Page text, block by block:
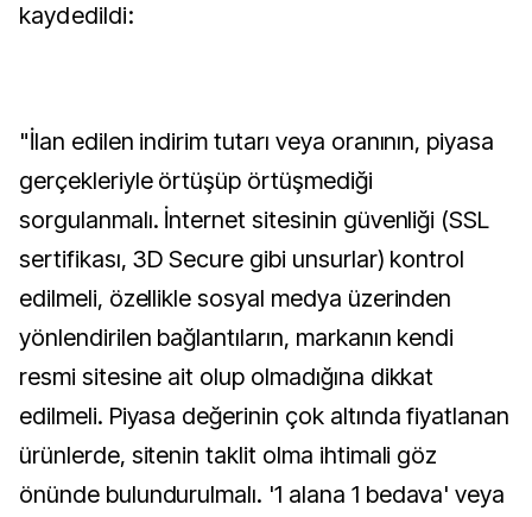
kaydedildi:
"İlan edilen indirim tutarı veya oranının, piyasa
gerçekleriyle örtüşüp örtüşmediği
sorgulanmalı. İnternet sitesinin güvenliği (SSL
sertifikası, 3D Secure gibi unsurlar) kontrol
edilmeli, özellikle sosyal medya üzerinden
yönlendirilen bağlantıların, markanın kendi
resmi sitesine ait olup olmadığına dikkat
edilmeli. Piyasa değerinin çok altında fiyatlanan
ürünlerde, sitenin taklit olma ihtimali göz
önünde bulundurulmalı. '1 alana 1 bedava' veya